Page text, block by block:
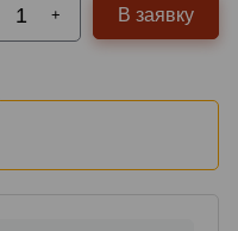
+ В заявку